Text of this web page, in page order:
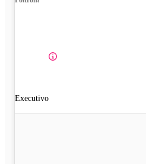
Executivo